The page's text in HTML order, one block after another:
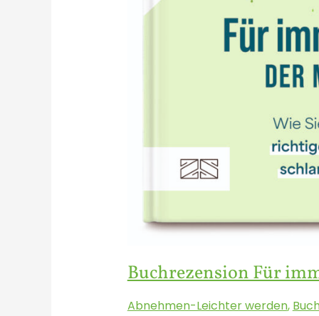
Buchrezension Für
Abnehmen-Leichter werden,